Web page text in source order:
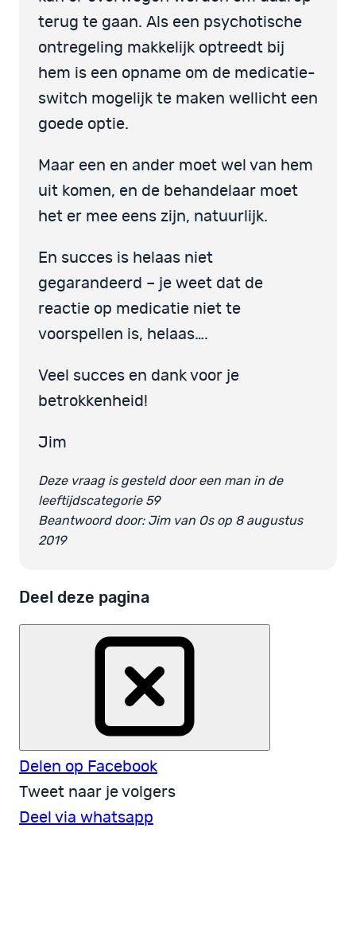
terug te gaan. Als een psychotische
ontregeling makkelijk optreedt bij
hem is een opname om de medicatie-
switch mogelijk te maken wellicht een
goede optie.
Maar een en ander moet wel van hem
uit komen, en de behandelaar moet
het er mee eens zijn, natuurlijk.
En succes is helaas niet
gegarandeerd – je weet dat de
reactie op medicatie niet te
voorspellen is, helaas….
Veel succes en dank voor je
betrokkenheid!
Jim
Deze vraag is gesteld door een man in de
leeftijdscategorie 59
Beantwoord door: Jim van Os op 8 augustus
2019
Deel deze pagina
Delen op Facebook
Tweet naar je volgers
Deel via whatsapp